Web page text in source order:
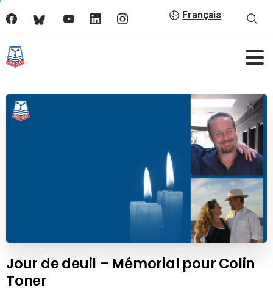
Français
Jour de deuil – Mémorial pour Colin
Toner